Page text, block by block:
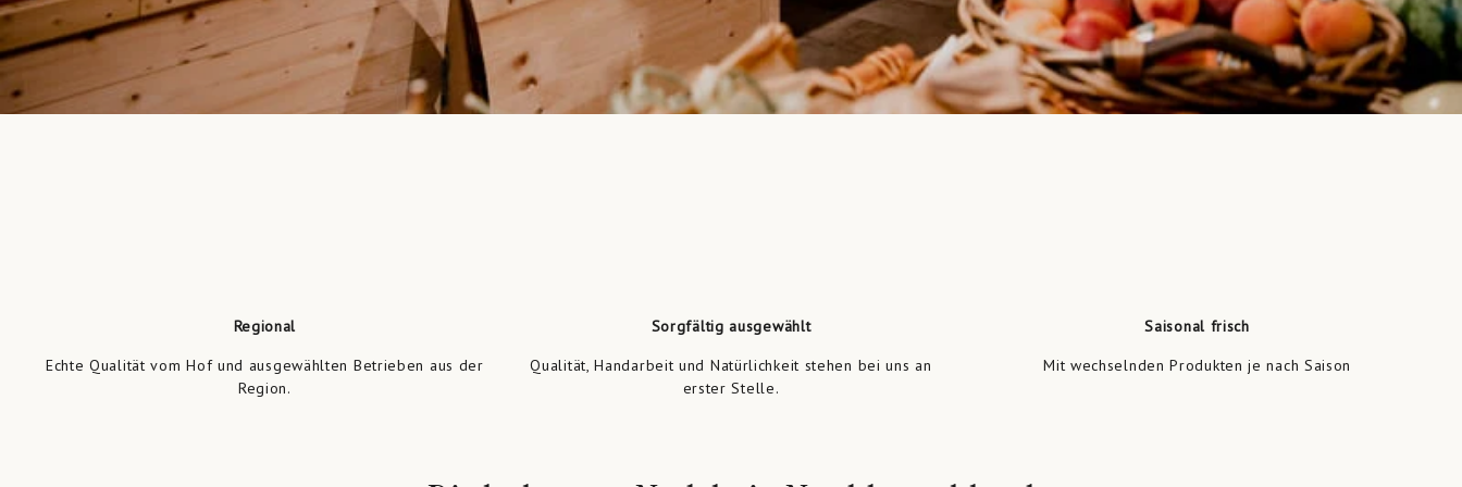
Regional
Echte Qualität vom Hof und ausgewählten Betrieben aus der
Region.
Sorgfältig ausgewählt
Qualität, Handarbeit und Natürlichkeit stehen bei uns an
erster Stelle.
Saisonal frisch
Mit wechselnden Produkten je nach Saison